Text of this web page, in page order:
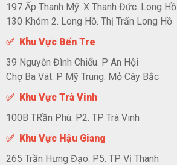
197 Ấp Thanh Mỹ. X Thanh Đức. Long Hồ
130 Khóm 2. Long Hồ. Thị Trấn Long Hồ
✅ Khu Vực Bến Tre
39 Nguyễn Đình Chiểu. P An Hội
Chợ Ba Vát. P Mỹ Trung. Mỏ Cày Bắc
✅ Khu Vực Trà Vinh
100B TRần Phú. P2. TP Trà Vinh
✅ Khu Vực Hậu Giang
265 Trần Hưng Đạo. P5. TP Vị Thanh